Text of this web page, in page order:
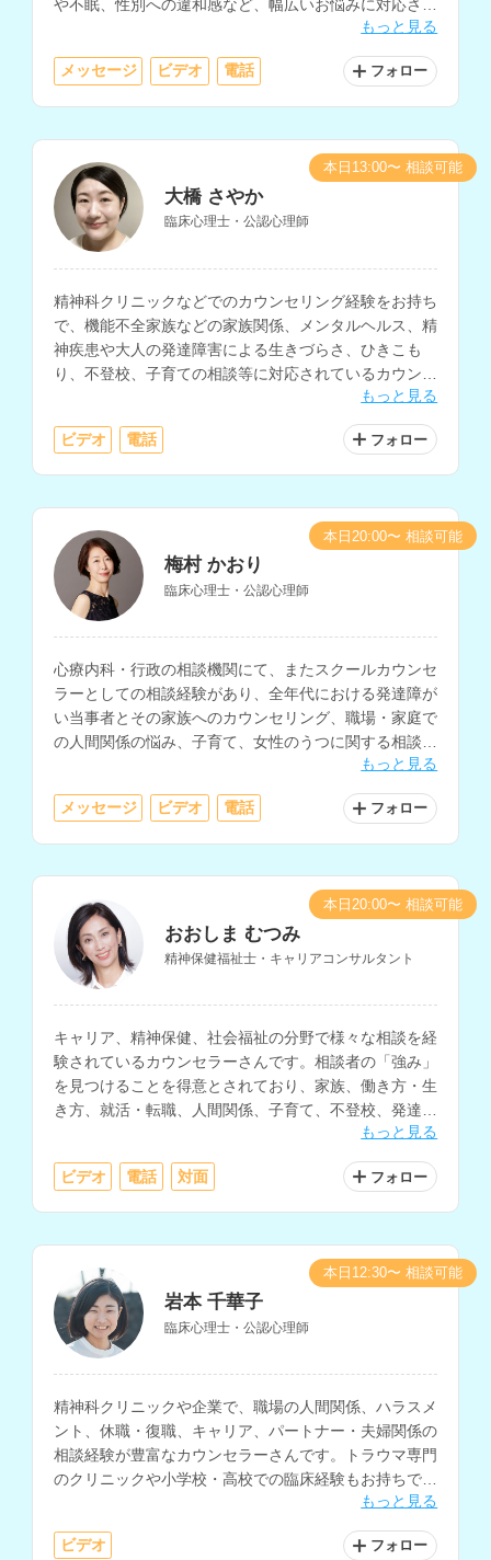
や不眠、性別への違和感など、幅広いお悩みに対応され
もっと見る
メッセージ ビデオ 電話 フォロー
大橋 さやか
臨床心理士・公認心理師
精神科クリニックなどでのカウンセリング経験をお持ち
で、機能不全家族などの家族関係、メンタルヘルス、精
神疾患や大人の発達障害による生きづらさ、ひきこも
り、不登校、子育ての相談等に対応されているカウンセ
もっと見る
ビデオ 電話 フォロー
本日13:00〜 相談可能
梅村 かおり
臨床心理士・公認心理師
心療内科・行政の相談機関にて、またスクールカウンセ
ラーとしての相談経験があり、全年代における発達障が
い当事者とその家族へのカウンセリング、職場・家庭で
の人間関係の悩み、子育て、女性のうつに関する相談を
もっと見る
メッセージ ビデオ 電話 フォロー
本日20:00〜 相談可能
おおしま むつみ
精神保健福祉士・キャリアコンサルタント
キャリア、精神保健、社会福祉の分野で様々な相談を経
験されているカウンセラーさんです。相談者の「強み」
を見つけることを得意とされており、家族、働き方・生
き方、就活・転職、人間関係、子育て、不登校、発達障
もっと見る
ビデオ 電話 対面 フォロー
本日20:00〜 相談可能
岩本 千華子
臨床心理士・公認心理師
精神科クリニックや企業で、職場の人間関係、ハラスメ
ント、休職・復職、キャリア、パートナー・夫婦関係の
相談経験が豊富なカウンセラーさんです。トラウマ専門
のクリニックや小学校・高校での臨床経験もお持ちで、
PTSD、自己理解、子育て等の相談も得意とされていま
もっと見る
ビデオ フォロー
本日12:30〜 相談可能